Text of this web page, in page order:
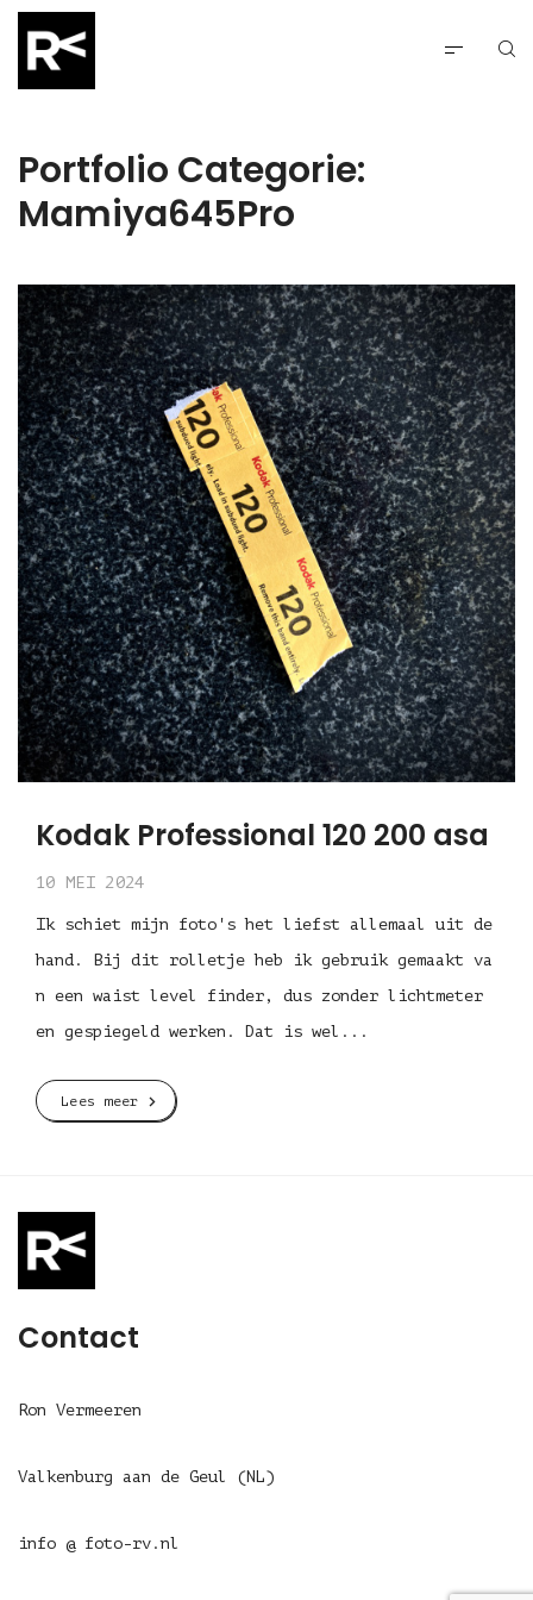
Portfolio Categorie:
Mamiya645Pro
Kodak Professional 120 200 asa
10 MEI 2024
Ik schiet mijn foto's het liefst allemaal uit de
hand. Bij dit rolletje heb ik gebruik gemaakt va
n een waist level finder, dus zonder lichtmeter
en gespiegeld werken. Dat is wel...
Lees meer
Contact
Ron Vermeeren
Valkenburg aan de Geul (NL)
info @ foto-rv.nl